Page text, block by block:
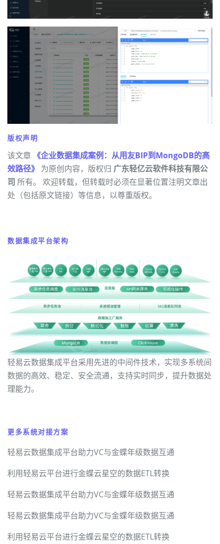
版权声明
该文章 《企业数据集成案例：从用友BIP到MongoDB的高
效路径》 为原创内容，版权归 广东轻亿云软件科技有限公
司 所有。 欢迎转载，但转载时必须在显著位置注明文章出
处（包括原文链接）等信息，以尊重版权。
数据集成平台架构
轻易云数据集成平台采用先进的中间件技术，实现多系统间
数据的高效、稳定、安全流通，支持实时同步，提升数据处
理能力。
更多系统对接方案
轻易云数据集成平台助力VC与金蝶年级数据互通
利用轻易云平台进行金蝶云星空的数据ETL转换
轻易云数据集成平台助力VC与金蝶年级数据互通
轻易云数据集成平台助力VC与金蝶年级数据互通
利用轻易云平台进行金蝶云星空的数据ETL转换